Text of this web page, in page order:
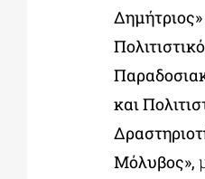
Δημήτριος»
και
Μόλυβος»,